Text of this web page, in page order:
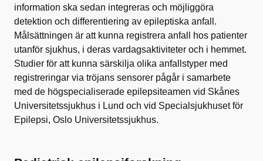
information ska sedan integreras och möjliggöra
detektion och differentiering av epileptiska anfall.
Målsättningen är att kunna registrera anfall hos patienter
utanför sjukhus, i deras vardagsaktiviteter och i hemmet.
Studier för att kunna särskilja olika anfallstyper med
registreringar via tröjans sensorer pågår i samarbete
med de högspecialiserade epilepsiteamen vid Skånes
Universitetssjukhus i Lund och vid Specialsjukhuset för
Epilepsi, Oslo Universitetssjukhus.